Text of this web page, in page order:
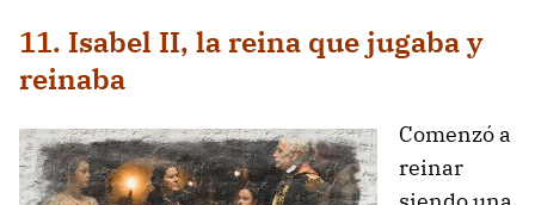
11. Isabel II, la reina que jugaba y
reinaba
Comenzó a
reinar